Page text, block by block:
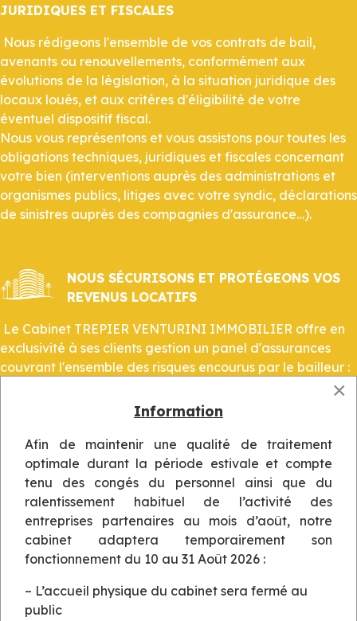
JURIDIQUES ET FISCALES
Nous rédigeons l'ensemble de vos contrats de bail,
avenants ou renouvellements, conformément aux
évolutions de la législation, à la situation juridique des
locaux loués, et aux critères d'éligibilité de votre
éventuel dispositif fiscal.
Nous vous représentons et vous assistons pour toutes les
obligations techniques, juridiques et fiscales concernant
votre bien (interventions auprès des administrations et
organismes publics, litiges avec votre syndic, déclarations
de sinistres auprès des compagnies d'assurance…).
NOUS SÉCURISONS ET PROTÉGEONS VOS
REVENUS LOCATIFS
Le Cabinet TREPIER VENTURINI IMMOBILIER offre en
exclusivité à ses clients gestion un panel d'assurances
couvrant l'ensemble des risques encourus par le bailleur :
• Les détériorations du locataire dans votre logement
votre locataire
• La vacance et l'inoccupation de votre bien
En cas d'impayés, nous nous engageons à une réactivité
immédiate grâce à nos processus de recouvrement et à
un suivi rigoureux de votre dossier auprès de nos
partenaires huissiers et avocats
établissements financiers de premier plan.
×
Information
Afin de maintenir une qualité de traitement
optimale durant la période estivale et compte
tenu des congés du personnel ainsi que du
ralentissement habituel de l’activité des
entreprises partenaires au mois d’août, notre
cabinet adaptera temporairement son
fonctionnement du 10 au 31 Août 2026 :
– L’accueil physique du cabinet sera fermé au
public